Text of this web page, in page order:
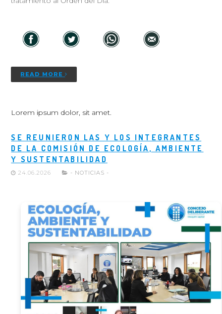
READ MORE
Lorem ipsum dolor, sit amet.
SE REUNIERON LAS Y LOS INTEGRANTES
DE LA COMISIÓN DE ECOLOGÍA, AMBIENTE
Y SUSTENTABILIDAD
24.06.2026 - NOTICIAS -